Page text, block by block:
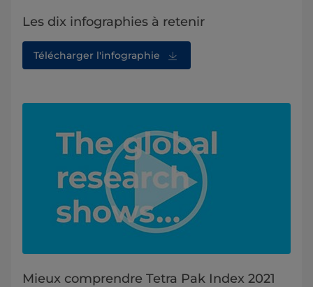
Les dix infographies à retenir
Télécharger l'infographie
Mieux comprendre Tetra Pak Index 2021